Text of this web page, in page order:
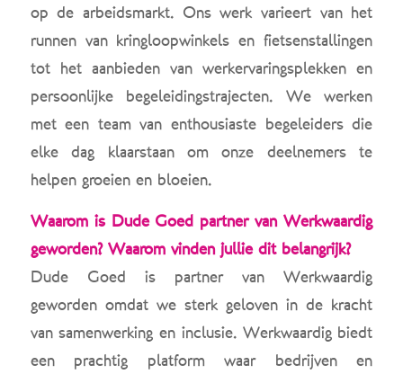
op de arbeidsmarkt. Ons werk varieert van het
runnen van kringloopwinkels en fietsenstallingen
tot het aanbieden van werkervaringsplekken en
persoonlijke begeleidingstrajecten. We werken
met een team van enthousiaste begeleiders die
elke dag klaarstaan om onze deelnemers te
helpen groeien en bloeien.
Waarom is Dude Goed partner van Werkwaardig
geworden? Waarom vinden jullie dit belangrijk?
Dude Goed is partner van Werkwaardig
geworden omdat we sterk geloven in de kracht
van samenwerking en inclusie. Werkwaardig biedt
een prachtig platform waar bedrijven en